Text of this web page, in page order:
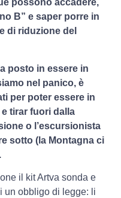
possono accadere,
B” e saper porre in
di riduzione del
posto in essere in
nel panico, è
per poter essere in
tirar fuori dalla
o l’escursionista
sotto (la Montagna ci
il kit Artva sonda e
un obbligo di legge: li